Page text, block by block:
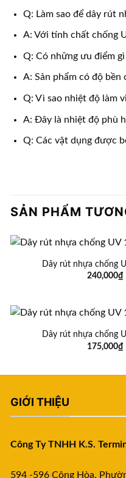
Q: Làm sao để dây rút
A: Với tính chất chống
Q: Có những ưu điểm gì
A: Sản phẩm có độ
Q: Vì sao nhiệt độ làm
A: Đây là nhiệt độ phù
Q: Các vật dụng được
SẢN PHẨM
Dây rút nhựa chống
240,000₫
Dây rút nhựa chống
175,000₫
GIỚI THIỆU
Công Ty TNHH K.S.
594 -596 Cộng Hòa,